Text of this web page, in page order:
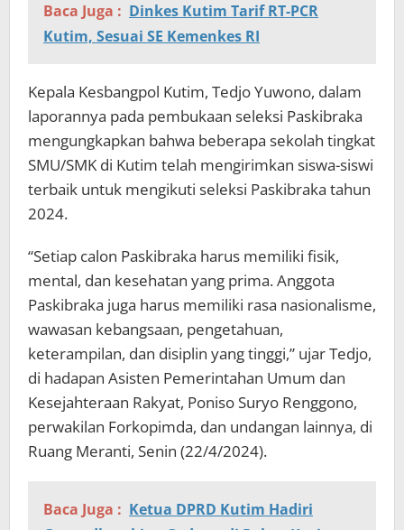
Baca Juga : Dinkes Kutim Tarif RT-PCR
Kutim, Sesuai SE Kemenkes RI
Kepala Kesbangpol Kutim, Tedjo Yuwono, dalam
laporannya pada pembukaan seleksi Paskibraka
mengungkapkan bahwa beberapa sekolah tingkat
SMU/SMK di Kutim telah mengirimkan siswa-siswi
terbaik untuk mengikuti seleksi Paskibraka tahun
2024.
“Setiap calon Paskibraka harus memiliki fisik,
mental, dan kesehatan yang prima. Anggota
Paskibraka juga harus memiliki rasa nasionalisme,
wawasan kebangsaan, pengetahuan,
keterampilan, dan disiplin yang tinggi,” ujar Tedjo,
di hadapan Asisten Pemerintahan Umum dan
Kesejahteraan Rakyat, Poniso Suryo Renggono,
perwakilan Forkopimda, dan undangan lainnya, di
Ruang Meranti, Senin (22/4/2024).
Baca Juga : Ketua DPRD Kutim Hadiri